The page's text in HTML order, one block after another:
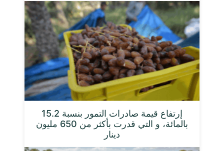
إرتفاع قيمة صادرات التمور بنسبة 15.2
بالمائة، و التي قدرت بأكثر من 650 مليون
دينار